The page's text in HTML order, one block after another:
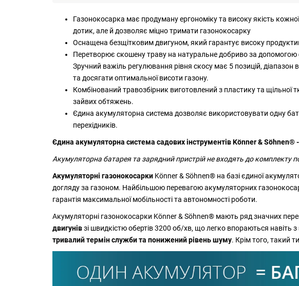
Газонокосарка має продуману ергономіку та високу якість
дотик, але й дозволяє міцно тримати газонокосарку
Оснащена безщітковим двигуном, який гарантує високу
Перетворює скошену траву на натуральне добриво за допомогою
Зручний важіль регулювання рівня скосу має 5 позицій,
та досягати оптимальної висоти газону.
Комбінований травозбірник виготовлений з пластику та щільної
зайвих обтяжень.
Єдина акумуляторна система дозволяє використовувати одну
перехідників.
Єдина акумуляторна система садових інструментів Könner &
Акумуляторна батарея та зарядний пристрій не входять до комплекту
Акумуляторні газонокосарки Könner & Söhnen® на базі єдиної
догляду за газоном. Найбільшою перевагою акумуляторних
гарантія максимальної мобільності та автономності роботи.
Акумуляторні газонокосарки Könner & Söhnen® мають ряд значних
двигунівзі швидкістю обертів 3200 об/хв, що легко впораються
тривалий термін служби та понижений рівень шуму. Крім того, такий